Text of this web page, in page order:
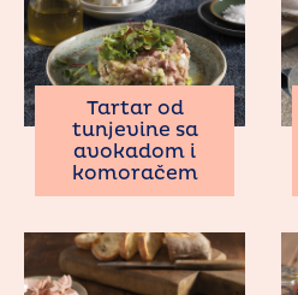
Tartar od
tunjevine sa
avokadom i
komoračem